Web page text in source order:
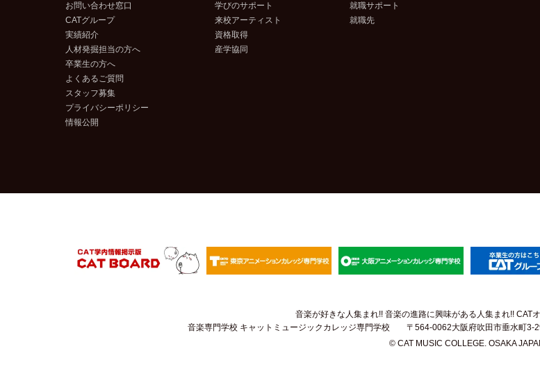
お問い合わせ窓口
CATグループ
実績紹介
人材発掘担当の方へ
卒業生の方へ
よくあるご質問
スタッフ募集
プライバシーポリシー
情報公開
学びのサポート
来校アーティスト
資格取得
産学協同
就職サポート
就職先
音楽が好きな人集まれ!! 音楽の進路に興味がある人集まれ!! CAT
音楽専門学校 キャットミュージックカレッジ専門学校 〒564-0062大阪府吹田市垂水町3-
© CAT MUSIC COLLEGE. OSAKA